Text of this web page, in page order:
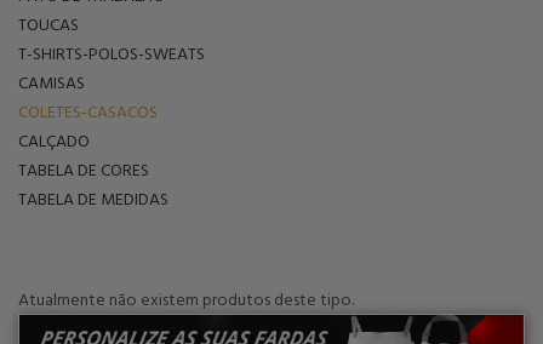
TOUCAS
T-SHIRTS-POLOS-SWEATS
CAMISAS
COLETES-CASACOS
CALÇADO
TABELA DE CORES
TABELA DE MEDIDAS
Atualmente não existem produtos deste tipo.